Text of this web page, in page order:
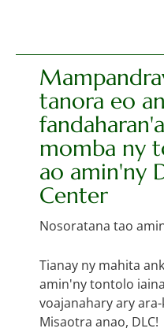
tanora eo
momba ny
ao amin'ny
Center
Nosoratana tao
Tianay ny mahita
amin'ny tontolo
voajanahary ary
Misaotra anao, DLC!